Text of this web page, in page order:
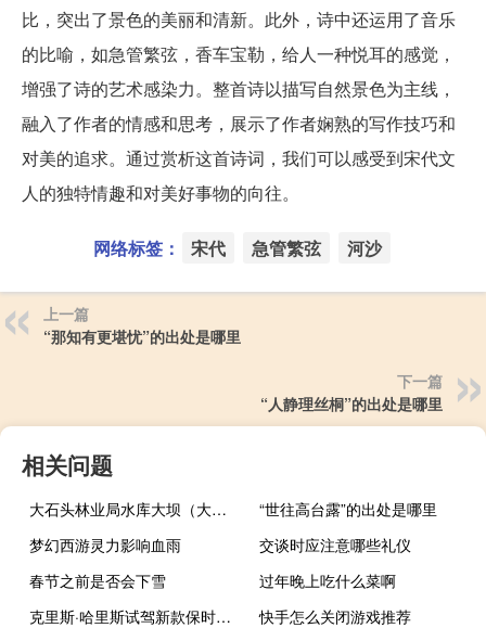
比，突出了景色的美丽和清新。此外，诗中还运用了音乐
的比喻，如急管繁弦，香车宝勒，给人一种悦耳的感觉，
增强了诗的艺术感染力。整首诗以描写自然景色为主线，
融入了作者的情感和思考，展示了作者娴熟的写作技巧和
对美的追求。通过赏析这首诗词，我们可以感受到宋代文
人的独特情趣和对美好事物的向往。
网络标签： 宋代 急管繁弦 河沙
上一篇
“那知有更堪忧”的出处是哪里
下一篇
“人静理丝桐”的出处是哪里
相关问题
大石头林业局水库大坝（大石头林业局）
“世往高台露”的出处是哪里
梦幻西游灵力影响血雨
交谈时应注意哪些礼仪
春节之前是否会下雪
过年晚上吃什么菜啊
克里斯·哈里斯试驾新款保时捷Cayman GT4的视频
快手怎么关闭游戏推荐